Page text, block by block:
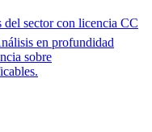
del sector con licencia CC
en profundidad
sobre